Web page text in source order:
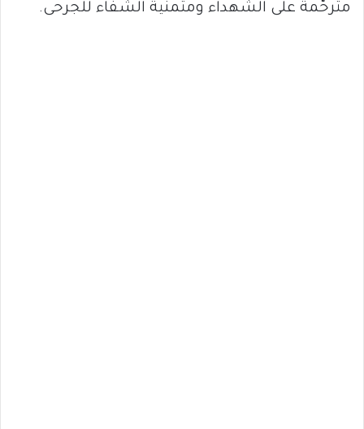
مترحّمة على الشهداء ومتمنية الشفاء للجرحى.